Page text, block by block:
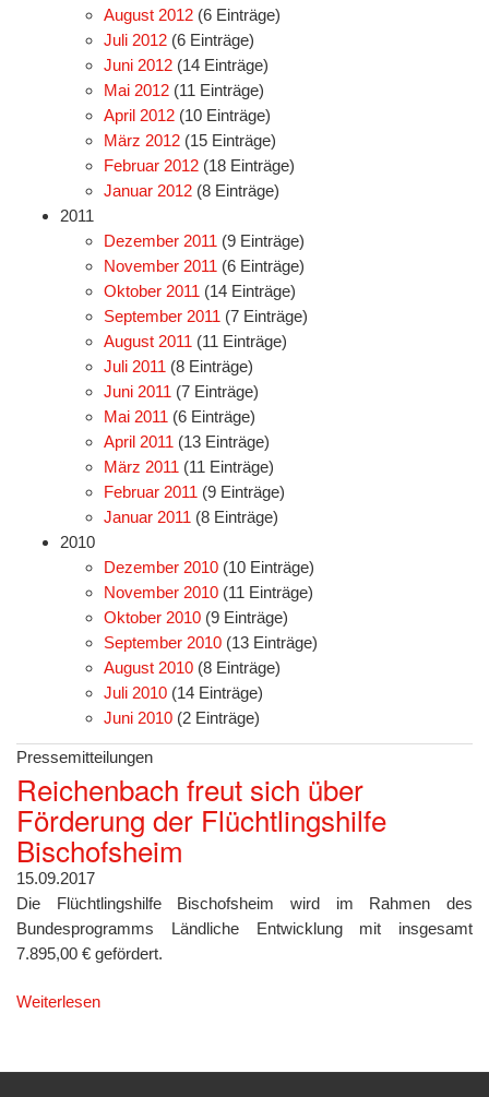
August 2012 (6 Einträge)
Juli 2012 (6 Einträge)
Juni 2012 (14 Einträge)
Mai 2012 (11 Einträge)
April 2012 (10 Einträge)
März 2012 (15 Einträge)
Februar 2012 (18 Einträge)
Januar 2012 (8 Einträge)
2011
Dezember 2011 (9 Einträge)
November 2011 (6 Einträge)
Oktober 2011 (14 Einträge)
September 2011 (7 Einträge)
August 2011 (11 Einträge)
Juli 2011 (8 Einträge)
Juni 2011 (7 Einträge)
Mai 2011 (6 Einträge)
April 2011 (13 Einträge)
März 2011 (11 Einträge)
Februar 2011 (9 Einträge)
Januar 2011 (8 Einträge)
2010
Dezember 2010 (10 Einträge)
November 2010 (11 Einträge)
Oktober 2010 (9 Einträge)
September 2010 (13 Einträge)
August 2010 (8 Einträge)
Juli 2010 (14 Einträge)
Juni 2010 (2 Einträge)
Pressemitteilungen
Reichenbach freut sich über
Förderung der Flüchtlingshilfe
Bischofsheim
15.09.2017
Die Flüchtlingshilfe Bischofsheim wird im Rahmen des
Bundesprogramms Ländliche Entwicklung mit insgesamt
7.895,00 € gefördert.
Weiterlesen